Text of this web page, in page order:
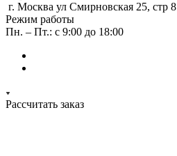
г. Москва ул Смирновская 25, стр 8
Режим работы
Пн. – Пт.: с 9:00 до 18:00
Рассчитать заказ